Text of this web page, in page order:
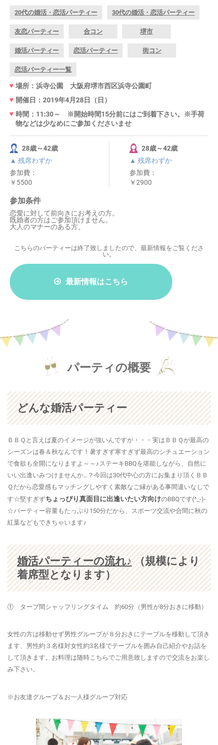
20代の婚活・恋活パーティー 30代の婚活・恋活パーティー
友恋パーティー 合コン 堺市
婚活パーティー 恋活パーティー 街コン
恋活パーティー一覧
場所：浜寺公園 大阪府堺市西区浜寺公園町
開催日：2019年4月28日（日）
時間：11:30～ ※開始時間15分前にはご到着下さい。※手荷
物などは少なめにご参加くださいませ
28歳～42歳
▲ 残席わずか
参加費：
￥5500
28歳～42歳
▲ 残席わずか
参加費：
￥2900
参加条件
恋愛に対して前向きにお考えの方。
既婚者の方はご参加頂けません。
大人のマナーのある方。
こちらのパーティーは終了致しましたので、最新情報をご覧くださ
い。
最新情報はこちら
パーティの概要
どんな婚活パーティー
ＢＢＱと言えば夏のイメージが強いんですが・・・実はＢＢＱが最高の
シーズンは春＆秋なんです！暑すぎず寒すぎず最高のシチュエーション
で食欲も全開になりますよ～～♪ステーキBBQを堪能しながら、自然に
いい出逢いみつけませんか…？今回は30代中心の方にお集まり頂くＢＢ
Ｑだから恋愛感もマッチングしやすく素敵なご縁がある事間違いなしで
す☆堅すぎずちょっぴり真面目に出逢いたい方向けのBBQです(^_-)-
☆パーティー容量もたっぷり150分だから、スポーツ交流や合間に秋の
紅葉などもできちゃいます♪
婚活パーティーの流れ♪（規模により
着席型となります）
① タープ間シャッフリングタイム 約60分（男性が8分おきに移動）
女性の方は移動せず男性グループが８分おきにテーブルを移動して頂き
ます、男性約３名様対女性約3名様でテーブルを囲み自己紹介やお話を
して頂きます。お料理は随時こちらでご用意致しますので交流をお楽し
み下さい。
※お友達グループ＆お一人様グループ対応